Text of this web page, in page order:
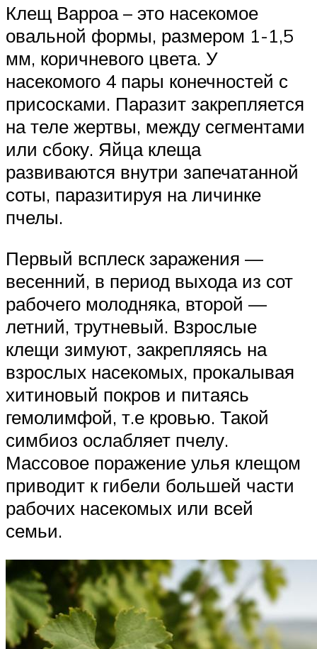
Клещ Варроа – это насекомое
овальной формы, размером 1-1,5
мм, коричневого цвета. У
насекомого 4 пары конечностей с
присосками. Паразит закрепляется
на теле жертвы, между сегментами
или сбоку. Яйца клеща
развиваются внутри запечатанной
соты, паразитируя на личинке
пчелы.
Первый всплеск заражения —
весенний, в период выхода из сот
рабочего молодняка, второй —
летний, трутневый. Взрослые
клещи зимуют, закрепляясь на
взрослых насекомых, прокалывая
хитиновый покров и питаясь
гемолимфой, т.е кровью. Такой
симбиоз ослабляет пчелу.
Массовое поражение улья клещом
приводит к гибели большей части
рабочих насекомых или всей
семьи.